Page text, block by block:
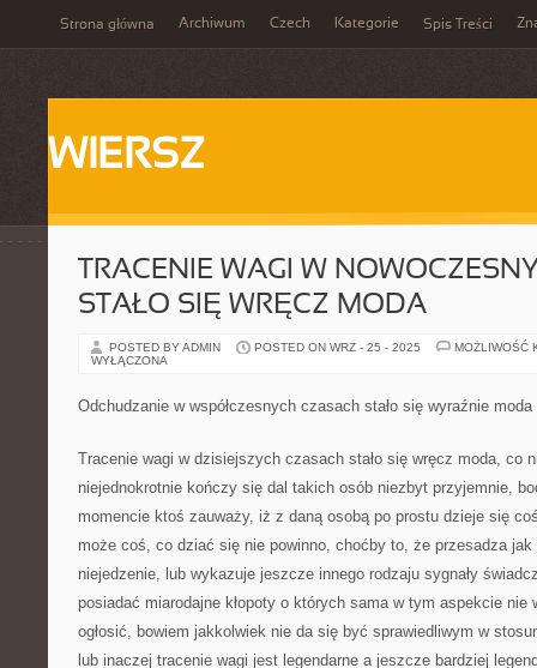
Strona główna Archiwum Czech Kategorie Spis Treści
WIERSZ
TRACENIE WAGI W
STAŁO SIĘ WRĘCZ MODA
POSTED BY ADMIN POSTED ON WRZ - 25 - 2025
MOŻLIWOŚĆ
WYŁĄCZONA
Odchudzanie w współczesnych czasach stało się wyraźnie moda
Tracenie wagi w dzisiejszych czasach stało się wręcz moda, co
niejednokrotnie kończy się dal takich osób niezbyt przyjemnie,
momencie ktoś zauważy, iż z daną osobą po prostu dzieje się
może coś, co dziać się nie powinno, choćby to, że przesadza jak
niejedzenie, lub wykazuje jeszcze innego rodzaju sygnały
posiadać miarodajne kłopoty o których sama w tym aspekcie nie
ogłosić, bowiem jakkolwiek nie da się być sprawiedliwym w
lub inaczej tracenie wagi jest legendarne a jeszcze bardziej